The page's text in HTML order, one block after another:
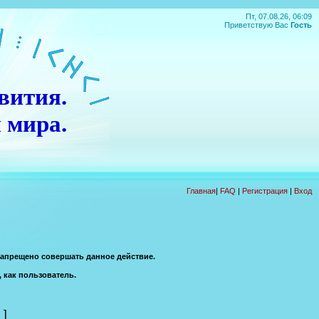
Пт, 07.08.26, 06:09
Приветствую Вас Гость
мира.
Главная| FAQ | Регистрация | Вход
совершать данное действие.
как пользователь.
]